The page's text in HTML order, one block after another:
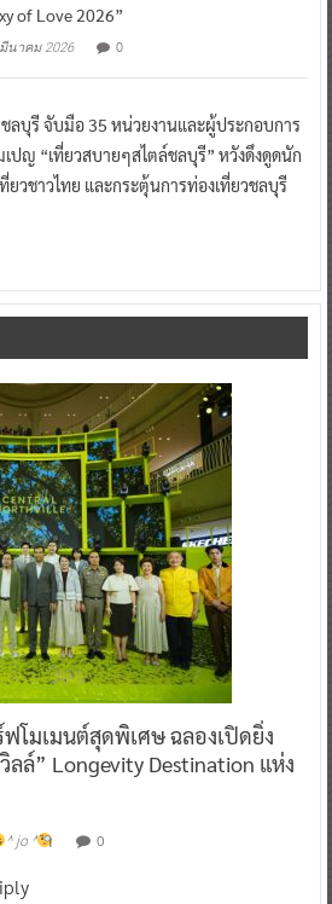
of Love 2026”
นาคม 2026 0
ลบุรี จับมือ 35 หน่วยงานและผู้ประกอบการ
ปญ “เที่ยวสบายๆสไตล์ชลบุรี” หวังดึงดูดนัก
ยวชาวไทย และกระตุ้นการท่องเที่ยวชลบุรี
โมเมนต์สุดพิเศษ ฉลองเปิดยิ่ง
ล์” Longevity Destination แห่ง
^ jo ^ 0